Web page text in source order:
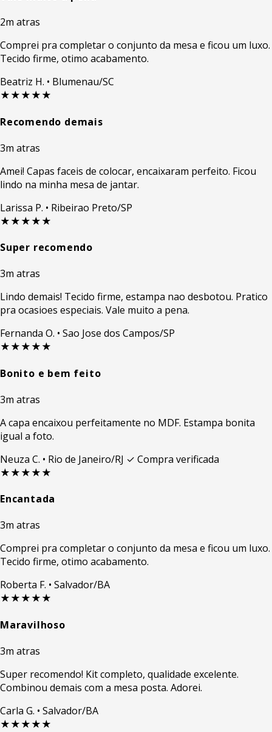
2m atras
Comprei pra completar o conjunto da mesa e ficou um luxo.
Tecido firme, otimo acabamento.
Beatriz H. • Blumenau/SC
★★★★★
Recomendo demais
3m atras
Amei! Capas faceis de colocar, encaixaram perfeito. Ficou
lindo na minha mesa de jantar.
Larissa P. • Ribeirao Preto/SP
★★★★★
Super recomendo
3m atras
Lindo demais! Tecido firme, estampa nao desbotou. Pratico
pra ocasioes especiais. Vale muito a pena.
Fernanda O. • Sao Jose dos Campos/SP
★★★★★
Bonito e bem feito
3m atras
A capa encaixou perfeitamente no MDF. Estampa bonita
igual a foto.
Neuza C. • Rio de Janeiro/RJ ✓ Compra verificada
★★★★★
Encantada
3m atras
Comprei pra completar o conjunto da mesa e ficou um luxo.
Tecido firme, otimo acabamento.
Roberta F. • Salvador/BA
★★★★★
Maravilhoso
3m atras
Super recomendo! Kit completo, qualidade excelente.
Combinou demais com a mesa posta. Adorei.
Carla G. • Salvador/BA
★★★★★